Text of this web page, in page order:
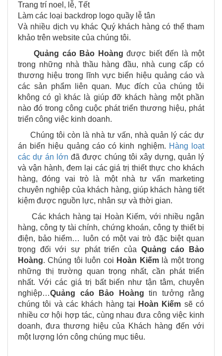
Trang trí noel, lễ, Tết
Làm các loại backdrop logo quầy lễ tân
Và nhiều dịch vụ khác Quý khách hàng có thể tham
khảo trên website của chúng tôi.
Quảng cáo Bảo Hoàng được biết đến là một
trong những nhà thầu hàng đầu, nhà cung cấp có
thương hiệu trong lĩnh vực biển hiệu quảng cáo và
các sản phẩm liên quan. Mục đích của chúng tôi
không có gì khác là giúp đỡ khách hàng một phần
nào đó trong công cuộc phát triển thương hiệu, phát
triển công việc kinh doanh.
Chúng tôi còn là nhà tư vấn, nhà quản lý các dự
án biển hiệu quảng cáo có kinh nghiệm. Hàng loạt
các dự án lớn đã được chúng tôi xây dựng, quản lý
và vận hành, đem lại các giá trị thiết thực cho khách
hàng, đóng vai trò là một nhà tư vấn marketing
chuyên nghiệp của khách hàng, giúp khách hàng tiết
kiệm được nguồn lực, nhân sự và thời gian.
Các khách hàng tại Hoàn Kiếm, với nhiều ngân
hàng, công ty tài chính, chứng khoán, công ty thiết bị
điện, bảo hiểm… luôn có một vai trò đặc biệt quan
trọng đối với sự phát triển của Quảng cáo Bảo
Hoàng. Chúng tôi luôn coi Hoàn Kiếmlà một trong
những thị trường quan trọng nhất, cần phát triển
nhất. Với các giá trị bất biến như tận tâm, chuyên
nghiệp…Quảng cáo Bảo Hoàng tin tưởng rằng
chúng tôi và các khách hàng tại Hoàn Kiếm sẽ có
nhiều cơ hội hợp tác, cùng nhau đưa công việc kinh
doanh, đưa thương hiệu của Khách hàng đến với
một lượng lớn công chúng mục tiêu.